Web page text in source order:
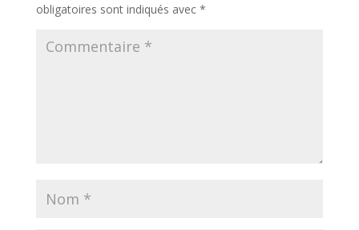
obligatoires sont indiqués avec *